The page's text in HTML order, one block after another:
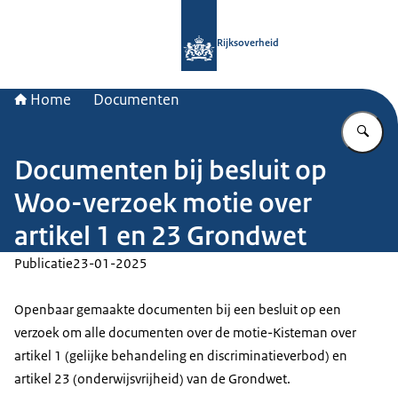
Rijksoverheid
Home Documenten
Documenten bij besluit op
Woo-verzoek motie over
artikel 1 en 23 Grondwet
Publicatie23-01-2025
Openbaar gemaakte documenten bij een besluit op een
verzoek om alle documenten over de motie-Kisteman over
artikel 1 (gelijke behandeling en discriminatieverbod) en
artikel 23 (onderwijsvrijheid) van de Grondwet.